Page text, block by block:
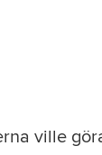
ville